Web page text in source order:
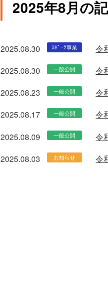
2025年8月の
2025.08.30 ｽﾎﾟｰﾂ事業
令
2025.08.30
一般公開
令
2025.08.23
一般公開
令
2025.08.17
一般公開
令
2025.08.09
一般公開
令
2025.08.03
お知らせ 令